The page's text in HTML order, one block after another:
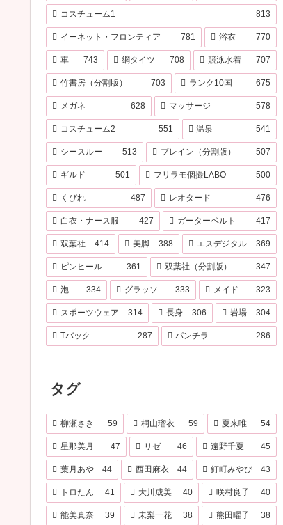
コスチューム1 813
イーネット・フロンティア 781 浴衣 770
車 743 網タイツ 708 競泳水着 707
竹書房（分割版） 703 ランク10国 675
メガネ 628 マッサージ 578
コスチューム2 551 温泉 541
シースルー 513 ブレイン（分割版） 507
ギルド 501 フリラモ個撮LABO 500
くびれ 487 レオタード 476
白衣・ナース服 427 ガーターベルト 417
双葉社 414 美脚 388 エスデジタル 369
ピンヒール 361 双葉社（分割版） 347
泡 334 グラッソ 333 メイド 323
スポーツウェア 314 長身 306 岩場 304
Tバック 287 パンチラ 286
タグ
柳瀬さき 59 桐山瑠衣 59 夏来唯 54
星那美月 47 リゼ 46 遠野千夏 45
葉月あや 44 西田麻衣 44 釘町みやび 43
トロたん 41 大川成美 40 咲村良子 40
能美真奈 39 未梨一花 38 熊田曜子 38